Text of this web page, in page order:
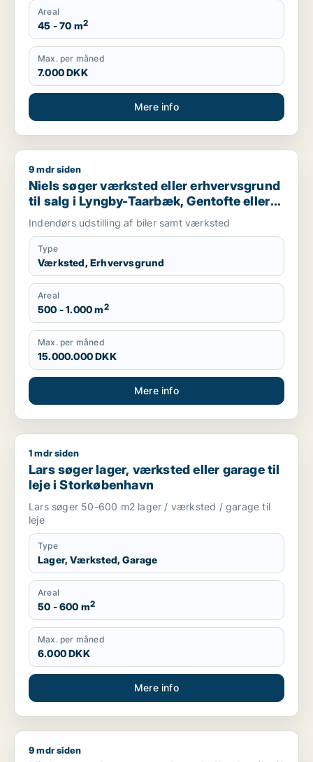
Areal
45 - 70 m2
Max. per måned
7.000 DKK
Mere info
Niels søger værksted eller erhvervsgrund til salg i Lyngby-
9 mdr siden
Niels søger værksted eller erhvervsgrund
til salg i Lyngby-Taarbæk, Gentofte eller
Holte m.fl.
Indendørs udstilling af biler samt værksted
Type
Værksted, Erhvervsgrund
Areal
500 - 1.000 m2
Max. per måned
15.000.000 DKK
Mere info
Lars søger lager, værksted eller garage til leje i
1 mdr siden
Lars søger lager, værksted eller garage til
leje i Storkøbenhavn
Lars søger 50-600 m2 lager / værksted / garage til
leje
Type
Lager, Værksted, Garage
Areal
50 - 600 m2
Max. per måned
6.000 DKK
Mere info
Niels søger kontor, værksted eller butik til salg i København
9 mdr siden